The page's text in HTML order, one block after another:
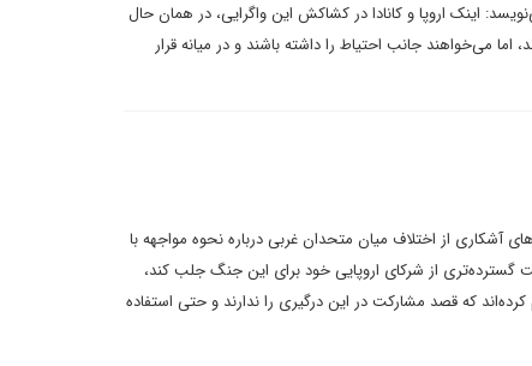
اینک اروپا و کانادا در کشاکش این واگرایی، در همان حال
اما می‌خواهند جانب احتیاط را داشته باشند و در میانه قرار
آشکاری از اختلاف میان متحدان غربی درباره نحوه مواجهه با
از شرکای اروپایی خود برای این جنگ جلب کند،
که قصد مشارکت در این درگیری را ندارند و حتی استفاده